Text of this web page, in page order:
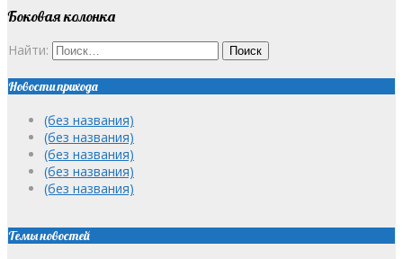
Боковая колонка
Найти:
Новости прихода
(без названия)
(без названия)
(без названия)
(без названия)
(без названия)
Темы новостей